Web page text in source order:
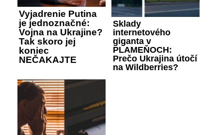
Vyjadrenie Putina
je jednoznačné:
Vojna na Ukrajine?
Tak skoro jej
koniec
NEČAKAJTE
Sklady
internetového
giganta v
PLAMEŇOCH:
Prečo Ukrajina útočí
na Wildberries?